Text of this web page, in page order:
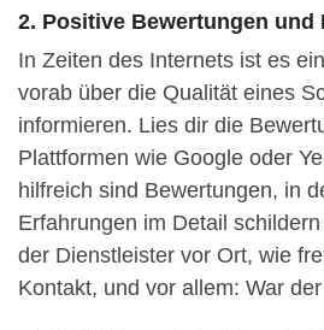
2. Positive Bewertungen und
In Zeiten des Internets ist es
vorab über die Qualität eines
informieren. Lies dir die
Plattformen wie Google oder
hilfreich sind Bewertungen, in
Erfahrungen im Detail
der Dienstleister vor Ort, wie
Kontakt, und vor allem: War